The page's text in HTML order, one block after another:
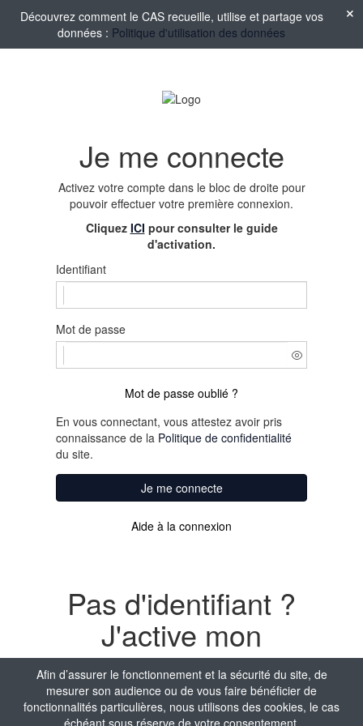
Afin d’assurer le fonctionnement et la sécurité du site, de
mesurer son audience ou de vous faire bénéficier de
fonctionnalités particulières, nous utilisons des cookies, le cas
échéant sous réserve de votre consentement.
Découvrez comment le CAS recueille, utilise et partage vos
données : Politique d'utilisation des données
Je me connecte
Activez votre compte dans le bloc de droite pour
pouvoir effectuer votre première connexion.
Cliquez ICI pour consulter le guide
d'activation.
Identifiant
Mot de passe
Mot de passe oublié ?
En vous connectant, vous attestez avoir pris
connaissance de la Politique de confidentialité
du site.
Je me connecte
Aide à la connexion
Pas d'identifiant ?
J'active mon
compte
Nom